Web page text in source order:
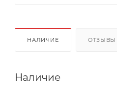
НАЛИЧИЕ ОТЗЫВЫ
Наличие